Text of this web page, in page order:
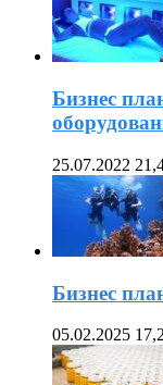
Бизнес
25.07.2022
Бизнес
05.02.2025